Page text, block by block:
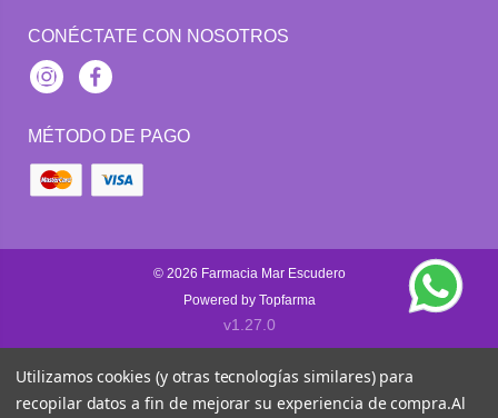
CONÉCTATE CON NOSOTROS
InstagramFacebook
MÉTODO DE PAGO
© 2026 Farmacia Mar Escudero
Powered by Topfarma
v1.27.0
Utilizamos cookies (y otras tecnologías similares) para
recopilar datos a fin de mejorar su experiencia de compra.Al